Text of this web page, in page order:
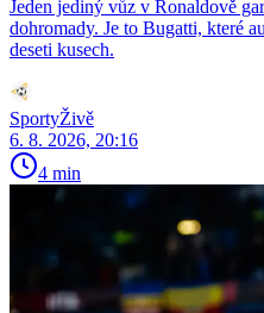
Jeden jediný vůz v Ronaldově
dohromady. Je to Bugatti, které
deseti kusech.
SportyŽivě
6. 8. 2026, 20:16
4 min